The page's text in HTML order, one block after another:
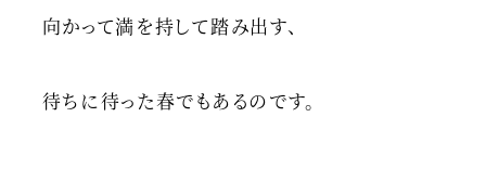
向かって満を持して踏み出す、
待ちに待った春でもあるのです。